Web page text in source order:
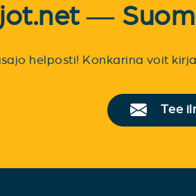
—
helposti! Konkarina voit
Tee